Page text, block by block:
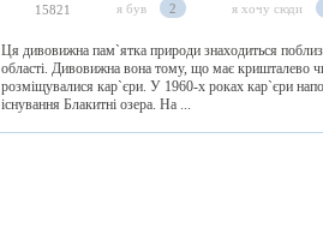
15821 я був 2 я хочу сюди
Ця дивовижна пам`ятка природи знаходиться
області. Дивовижна вона тому, що має кришталево
розміщувалися кар`єри. У 1960-х роках кар`єри
існування Блакитні озера. На ...